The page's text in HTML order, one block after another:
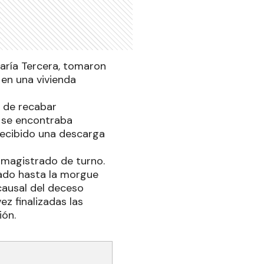
Tercera, tomaron
una vivienda
recabar
encontraba
una descarga
de turno.
hasta la morgue
del deceso
finalizadas las